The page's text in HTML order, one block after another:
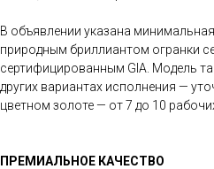
В объявлении указана
природным бриллиантом огранки
сертифицированным GIA. Модель
других вариантах исполнения —
цветном золоте — от 7 до 10
ПРЕМИАЛЬНОЕ КАЧЕСТВО